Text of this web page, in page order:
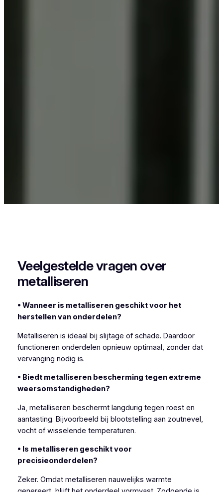
Veelgestelde vragen over
metalliseren
• Wanneer is metalliseren geschikt voor het
herstellen van onderdelen?
Metalliseren is ideaal bij slijtage of schade. Daardoor
functioneren onderdelen opnieuw optimaal, zonder dat
vervanging nodig is.
• Biedt metalliseren bescherming tegen extreme
weersomstandigheden?
Ja, metalliseren beschermt langdurig tegen roest en
aantasting. Bijvoorbeeld bij blootstelling aan zoutnevel,
vocht of wisselende temperaturen.
• Is metalliseren geschikt voor
precisieonderdelen?
Zeker. Omdat metalliseren nauwelijks warmte